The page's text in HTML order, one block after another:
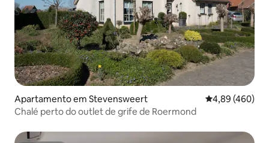
Apartamento em Stevensweert Classificação
4,89 (460)
Chalé perto do outlet de grife de Roermond